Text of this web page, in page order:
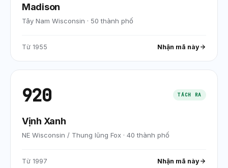
Madison
Tây Nam Wisconsin · 50 thành phố
Từ 1955 Nhận mã này
920 TÁCH RA
Vịnh Xanh
NE Wisconsin / Thung lũng Fox · 40 thành phố
Từ 1997 Nhận mã này